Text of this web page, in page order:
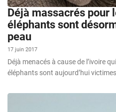
Déjà massacrés pour
éléphants sont
peau
17 juin 2017
Déjà menacés à cause de l’ivoire
éléphants sont aujourd’hui